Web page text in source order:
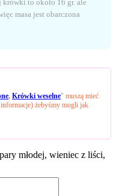
to około 16 gr. ale
masa jest obarczona
, Krówki weselne" muszą mieć
żebyśmy mogli jak
młodej, wieniec z liści,